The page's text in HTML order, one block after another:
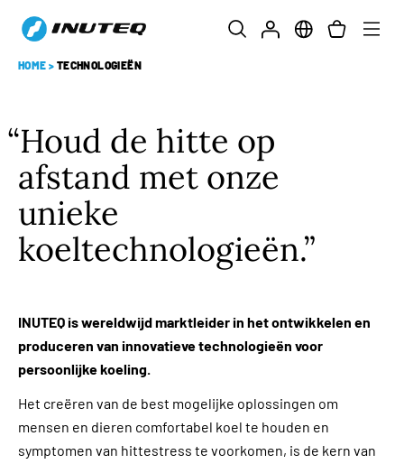
HOME > TECHNOLOGIEËN
Houd de hitte op
afstand met onze
unieke
koeltechnologieën.
INUTEQ is wereldwijd marktleider in het ontwikkelen en
produceren van innovatieve technologieën voor
persoonlijke koeling.
Het creëren van de best mogelijke oplossingen om
mensen en dieren comfortabel koel te houden en
symptomen van hittestress te voorkomen, is de kern van